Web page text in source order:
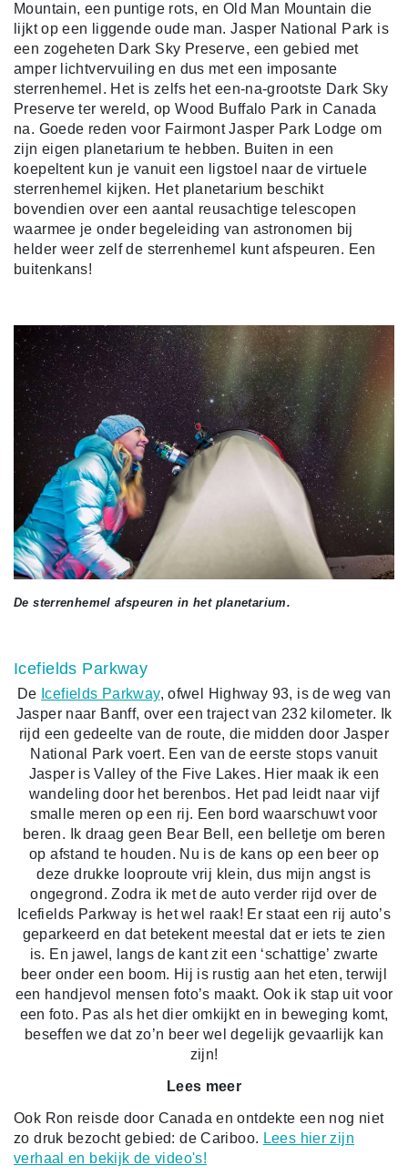
Mountain, een puntige rots, en Old Man Mountain die
lijkt op een liggende oude man. Jasper National Park is
een zogeheten Dark Sky Preserve, een gebied met
amper lichtvervuiling en dus met een imposante
sterrenhemel. Het is zelfs het een-na-grootste Dark Sky
Preserve ter wereld, op Wood Buffalo Park in Canada
na. Goede reden voor Fairmont Jasper Park Lodge om
zijn eigen planetarium te hebben. Buiten in een
koepeltent kun je vanuit een ligstoel naar de virtuele
sterrenhemel kijken. Het planetarium beschikt
bovendien over een aantal reusachtige telescopen
waarmee je onder begeleiding van astronomen bij
helder weer zelf de sterrenhemel kunt afspeuren. Een
buitenkans!
De sterrenhemel afspeuren in het planetarium.
Icefields Parkway
De Icefields Parkway, ofwel Highway 93, is de weg van
Jasper naar Banff, over een traject van 232 kilometer. Ik
rijd een gedeelte van de route, die midden door Jasper
National Park voert. Een van de eerste stops vanuit
Jasper is Valley of the Five Lakes. Hier maak ik een
wandeling door het berenbos. Het pad leidt naar vijf
smalle meren op een rij. Een bord waarschuwt voor
beren. Ik draag geen Bear Bell, een belletje om beren
op afstand te houden. Nu is de kans op een beer op
deze drukke looproute vrij klein, dus mijn angst is
ongegrond. Zodra ik met de auto verder rijd over de
Icefields Parkway is het wel raak! Er staat een rij auto’s
geparkeerd en dat betekent meestal dat er iets te zien
is. En jawel, langs de kant zit een ‘schattige’ zwarte
beer onder een boom. Hij is rustig aan het eten, terwijl
een handjevol mensen foto’s maakt. Ook ik stap uit voor
een foto. Pas als het dier omkijkt en in beweging komt,
beseffen we dat zo’n beer wel degelijk gevaarlijk kan
zijn!
Lees meer
Ook Ron reisde door Canada en ontdekte een nog niet
zo druk bezocht gebied: de Cariboo. Lees hier zijn
verhaal en bekijk de video's!